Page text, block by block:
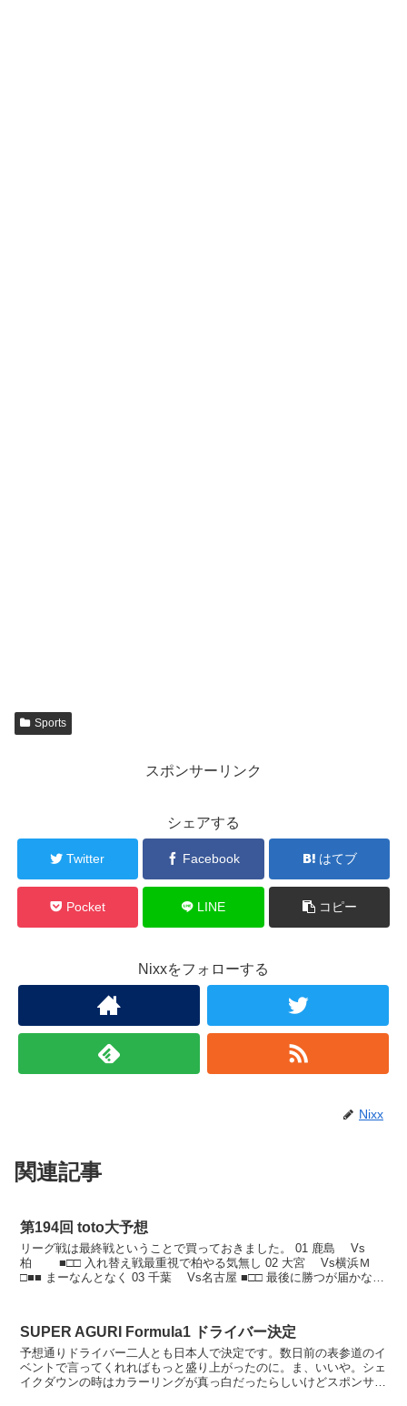
Sports
スポンサーリンク
シェアする
Twitter Facebook はてブ
Pocket LINE コピー
Nixxをフォローする
Nixx
関連記事
第194回 toto大予想
リーグ戦は最終戦ということで買っておきました。 01 鹿島 Vs
柏 ■□□ 入れ替え戦最重視で柏やる気無し 02 大宮 Vs横浜Ｍ
□■■ まーなんとなく 03 千葉 Vs名古屋 ■□□ 最後に勝つが届かない
SUPER AGURI Formula1 ドライバー決定
予想通りドライバー二人とも日本人で決定です。数日前の表参道のイ
ベントで言ってくれればもっと盛り上がったのに。ま、いいや。シェ
イクダウンの時はカラーリングが真っ白だったらしいけどスポンサー